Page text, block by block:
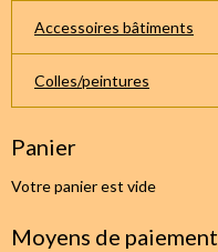
Accessoires bâtiments
Colles/peintures
Panier
Votre panier est vide
Moyens de paiement